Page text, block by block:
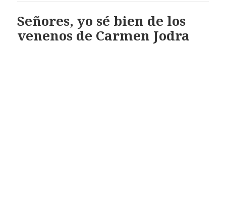
Señores, yo sé bien de los
venenos de Carmen Jodra